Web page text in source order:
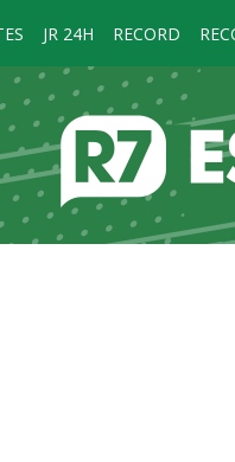
JR 24H RECORD